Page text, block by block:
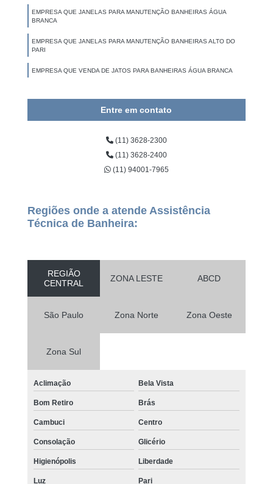
EMPRESA QUE JANELAS PARA MANUTENÇÃO BANHEIRAS ÁGUA
BRANCA
EMPRESA QUE JANELAS PARA MANUTENÇÃO BANHEIRAS ALTO DO
PARI
EMPRESA QUE VENDA DE JATOS PARA BANHEIRAS ÁGUA BRANCA
Entre em contato
(11) 3628-2300
(11) 3628-2400
(11) 94001-7965
Regiões onde a atende Assistência
Técnica de Banheira:
REGIÃO
CENTRAL
ZONA LESTE ABCD
São Paulo Zona Norte Zona Oeste
Zona Sul
Aclimação Bela Vista
Bom Retiro Brás
Cambuci Centro
Consolação Glicério
Higienópolis Liberdade
Luz Pari